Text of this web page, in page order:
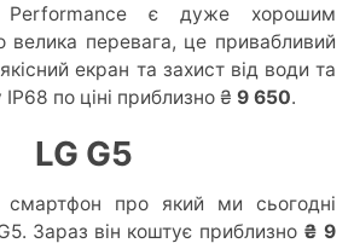
є дуже хорошим
перевага, це привабливий
екран та захист від води та
по ціні приблизно ₴ 9 650.
LG G5
смартфон про який ми сьогодні
Зараз він коштує приблизно ₴ 9